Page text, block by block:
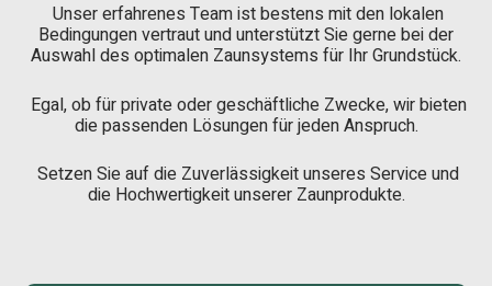
Unser erfahrenes Team ist bestens mit den lokalen
Bedingungen vertraut und unterstützt Sie gerne bei der
Auswahl des optimalen Zaunsystems für Ihr Grundstück.
Egal, ob für private oder geschäftliche Zwecke, wir bieten
die passenden Lösungen für jeden Anspruch.
Setzen Sie auf die Zuverlässigkeit unseres Service und
die Hochwertigkeit unserer Zaunprodukte.